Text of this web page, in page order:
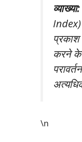
व्याख्या:
करने के
\n